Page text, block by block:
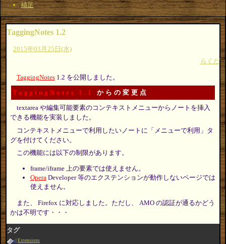
補足
TaggingNotes 1.2
2015年03月25日(水)
らくだ
TaggingNotes1.2 を公開しました。
TaggingNotes 1.1 からの変更点
textarea や編集可能要素のコンテキストメニューからノートを挿入
できる機能を実装しました。
コンテキストメニューで利用したいノートに「メニューで利用」タ
グを付けてください。
この機能には以下の制限があります。
frame/iframe 上の要素では使えません。
OperaDeveloper 等のエクステンションが動作しないページでは
使えません。
また、 Firefox に対応しました。ただし、 AMO の認証が通るかどう
かは不明です・・・
タグ
Extensions